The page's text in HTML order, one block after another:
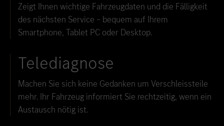
Zeigt Ihnen wichtige Fahrzeugdaten und die Fälligkeit
des nächsten Service – bequem auf Ihrem
Smartphone, Tablet PC oder Desktop.
Telediagnose
Machen Sie sich keine Gedanken um Verschleissteile
mehr. Ihr Fahrzeug informiert Sie rechtzeitig, wenn ein
Austausch nötig ist.